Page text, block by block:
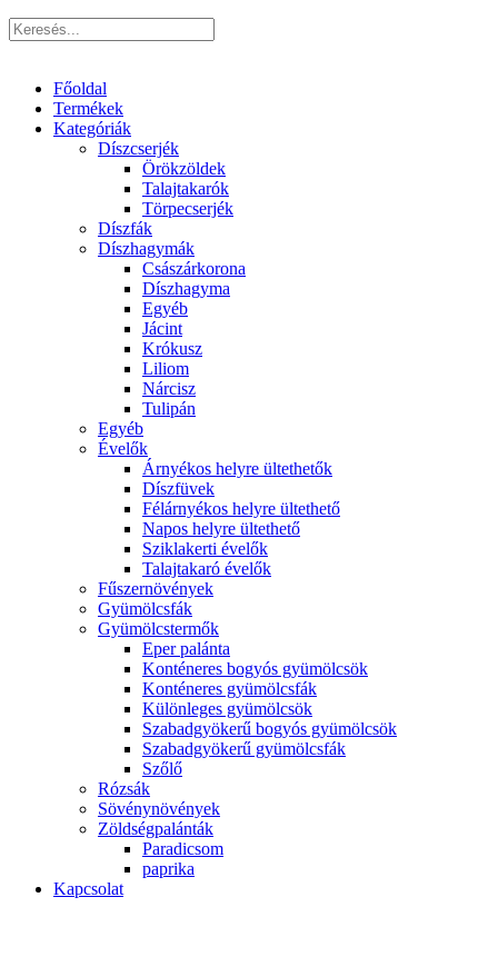
Főoldal
Termékek
Kategóriák
Díszcserjék
Örökzöldek
Talajtakarók
Törpecserjék
Díszfák
Díszhagymák
Császárkorona
Díszhagyma
Egyéb
Jácint
Krókusz
Liliom
Nárcisz
Tulipán
Egyéb
Évelők
Árnyékos helyre ültethetők
Díszfüvek
Félárnyékos helyre ültethető
Napos helyre ültethető
Sziklakerti évelők
Talajtakaró évelők
Fűszernövények
Gyümölcsfák
Gyümölcstermők
Eper palánta
Konténeres bogyós gyümölcsök
Konténeres gyümölcsfák
Különleges gyümölcsök
Szabadgyökerű bogyós gyümölcsök
Szabadgyökerű gyümölcsfák
Szőlő
Rózsák
Sövénynövények
Zöldségpalánták
Paradicsom
paprika
Kapcsolat